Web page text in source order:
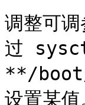
调整可
过
**/
设置某值